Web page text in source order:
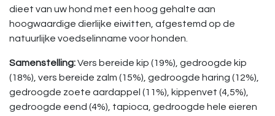
dieet van uw hond met een hoog gehalte aan
hoogwaardige dierlijke eiwitten, afgestemd op de
natuurlijke voedselinname voor honden.
Samenstelling:Vers bereide kip (19%), gedroogde kip
(18%), vers bereide zalm (15%), gedroogde haring (12%),
gedroogde zoete aardappel (11%), kippenvet (4,5%),
gedroogde eend (4%), tapioca, gedroogde hele eieren